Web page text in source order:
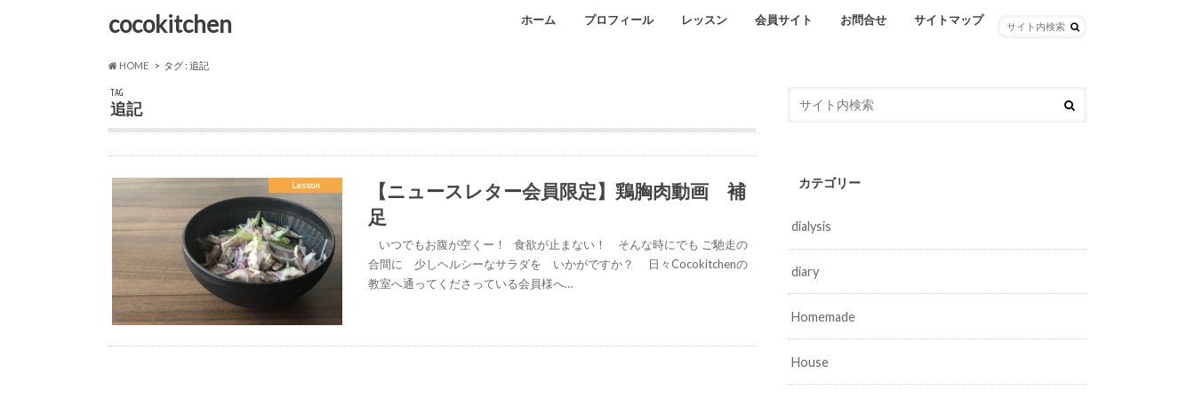
cocokitchen ホーム プロフィール レッスン 会員サイト お問合せ サイトマップ
HOME タグ : 追記
TAG
追記
Lesson
【ニュースレター会員限定】鶏胸肉動画 補
足
いつでもお腹が空くー！ 食欲が止まない！ そんな時にでも ご馳走の
合間に 少しヘルシーなサラダを いかがですか？ 日々Cocokitchenの
教室へ通ってくださっている会員様へ…
カテゴリー
dialysis
diary
Homemade
House